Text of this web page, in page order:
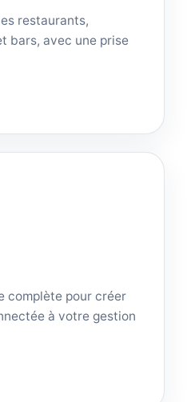
restaurants,
bars, avec une prise
complète pour créer
à votre gestion